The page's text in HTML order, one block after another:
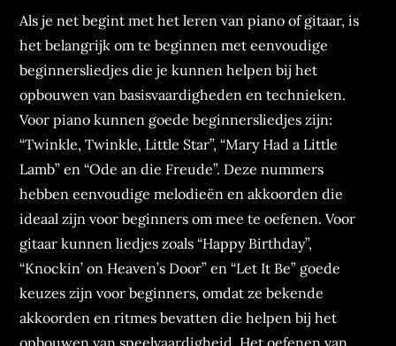
Als je net begint met het leren van piano of gitaar, is
het belangrijk om te beginnen met eenvoudige
beginnersliedjes die je kunnen helpen bij het
opbouwen van basisvaardigheden en technieken.
Voor piano kunnen goede beginnersliedjes zijn:
“Twinkle, Twinkle, Little Star”, “Mary Had a Little
Lamb” en “Ode an die Freude”. Deze nummers
hebben eenvoudige melodieën en akkoorden die
ideaal zijn voor beginners om mee te oefenen. Voor
gitaar kunnen liedjes zoals “Happy Birthday”,
“Knockin’ on Heaven’s Door” en “Let It Be” goede
keuzes zijn voor beginners, omdat ze bekende
akkoorden en ritmes bevatten die helpen bij het
opbouwen van speelvaardigheid. Het oefenen van